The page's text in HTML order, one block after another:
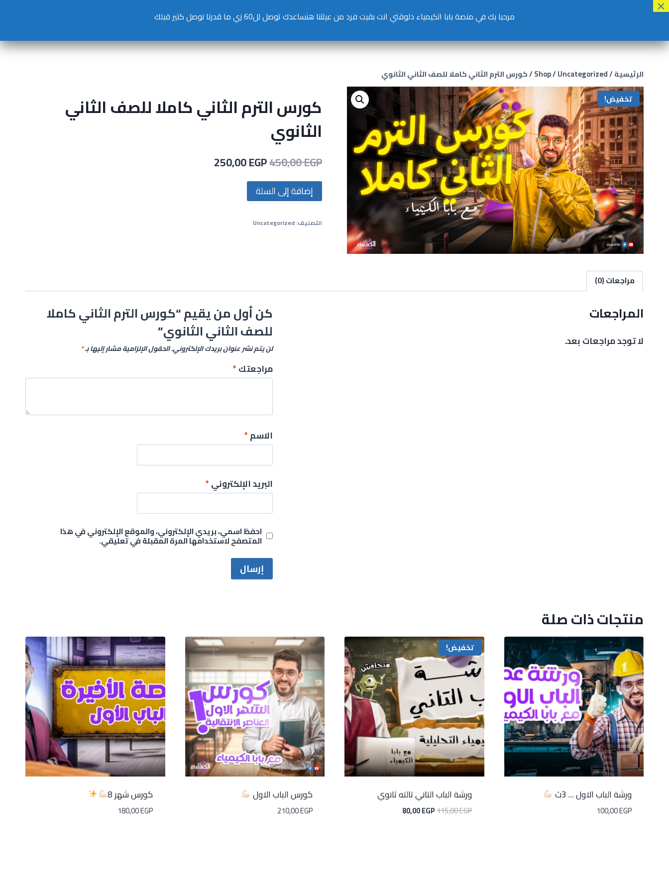
الرئيسية/
Shop/Uncategorized
/كورس الترم الثاني كاملا للصف الثاني الثانوي
تخفيض!
كورس الترم الثاني كاملا للصف الثاني
الثانوي
450,00EGP
250,00EGP
إضافة إلى السلة
التصنيف:Uncategorized
مراجعات (0)
المراجعات
لا توجد مراجعات بعد.
كن أول من يقيم “كورس الترم الثاني كاملا
للصف الثاني الثانوي”
لن يتم نشر عنوان بريدك الإلكتروني.الحقول الإلزامية مشار إليها بـ*
مراجعتك*
الاسم*
البريد الإلكتروني*
احفظ اسمي، بريدي الإلكتروني، والموقع الإلكتروني في هذا
المتصفح لاستخدامها المرة المقبلة في تعليقي.
منتجات ذات صلة
ورشة الباب الاول … 3ث
100,00EGP
تخفيض!
ورشة الباب التاني تالته ثانوي
115,00EGP
80,00EGP
كورس الباب الاول
210,00EGP
كورس شهر 8
180,00EGP
مرحبا بك في منصة بابا الكيمياء دلوقتي انت بقيت فرد من عيلتنا هنساعدك توصل لل60 زي ما قدرنا نوصل كتير قبلك